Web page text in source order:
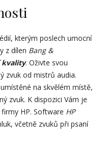
kterým poslech umocní
z dílen Bang &
kvality. Oživte svou
zvuk od mistrů audia.
na skvělém místě,
zvuk. K dispozici Vám je
HP. Software HP
včetně zvuků při psaní